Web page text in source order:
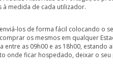
medida de cada utilizador.
los de forma fácil colocando o
os mesmos em qualquer
as 09h00 e as 18h00,
onde ficar hospedado, deixar o